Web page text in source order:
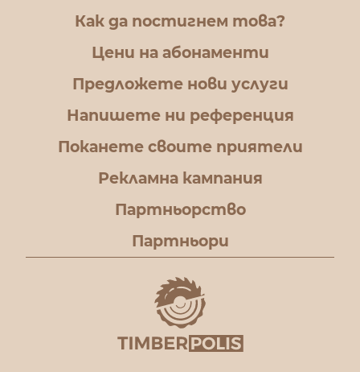
Как да постигнем това?
Цени на абонаменти
Предложете нови услуги
Напишете ни референция
Поканете своите приятели
Рекламна кампания
Партньорство
Партньори